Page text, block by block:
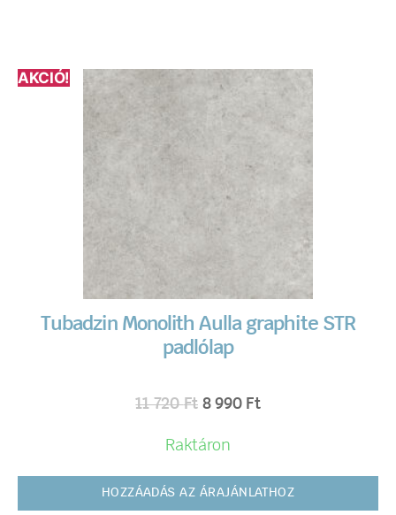
AKCIÓ!
Tubadzin Monolith Aulla graphite STR
padlólap
11 720Ft 8 990 Ft
Raktáron
HOZZÁADÁS AZ ÁRAJÁNLATHOZ